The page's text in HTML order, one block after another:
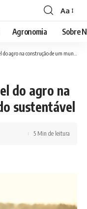
Font
Resizer
Aa
Agronomia Sobre
na construção de um mundo sustentável
do agro na
sustentável
5 Min de leitura